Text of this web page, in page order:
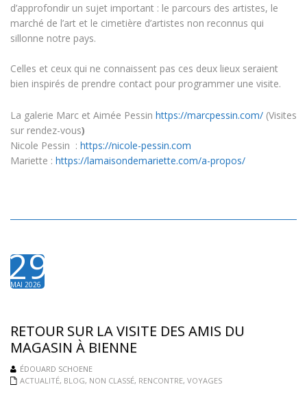
d’approfondir un sujet important : le parcours des artistes, le
marché de l’art et le cimetière d’artistes non reconnus qui
sillonne notre pays.
Celles et ceux qui ne connaissent pas ces deux lieux seraient
bien inspirés de prendre contact pour programmer une visite.
La galerie Marc et Aimée Pessin https://marcpessin.com/ (Visites
sur rendez-vous)
Nicole Pessin : https://nicole-pessin.com
Mariette : https://lamaisondemariette.com/a-propos/
29
MAI 2026
RETOUR SUR LA VISITE DES AMIS DU
MAGASIN À BIENNE
ÉDOUARD SCHOENE
ACTUALITÉ, BLOG, NON CLASSÉ, RENCONTRE, VOYAGES